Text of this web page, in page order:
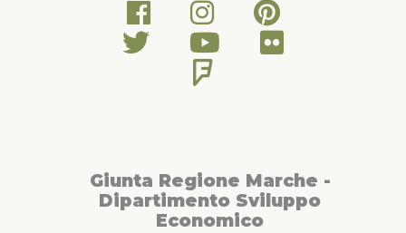
Giunta Regione Marche -
Dipartimento Sviluppo
Economico